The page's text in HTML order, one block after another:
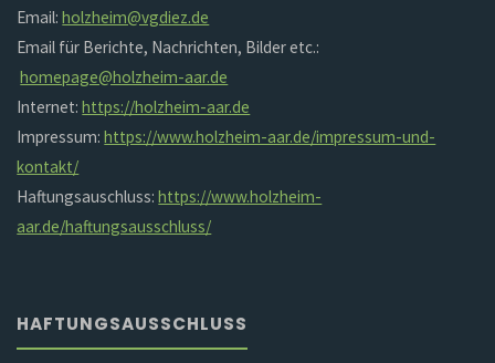
Email:holzheim@vgdiez.de
Email für Berichte, Nachrichten, Bilder etc.:
homepage@holzheim-aar.de
Internet:https://holzheim-aar.de
Impressum:https://www.holzheim-aar.de/impressum-und-
kontakt/
Haftungsauschluss:https://www.holzheim-
aar.de/haftungsausschluss/
HAFTUNGSAUSSCHLUSS